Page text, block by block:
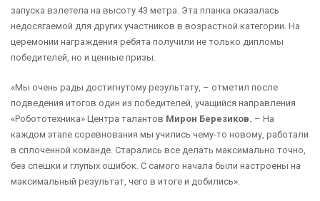
запуска взлетела на высоту 43 метра. Эта планка оказалась
недосягаемой для других участников в возрастной категории. На
церемонии награждения ребята получили не только дипломы
победителей, но и ценные призы.
«Мы очень рады достигнутому результату, – отметил после
подведения итогов один из победителей, учащийся направления
«Робототехника» Центра талантов Мирон Березиков. – На
каждом этапе соревнования мы учились чему-то новому, работали
в сплоченной команде. Старались все делать максимально точно,
без спешки и глупых ошибок. С самого начала были настроены на
максимальный результат, чего в итоге и добились».